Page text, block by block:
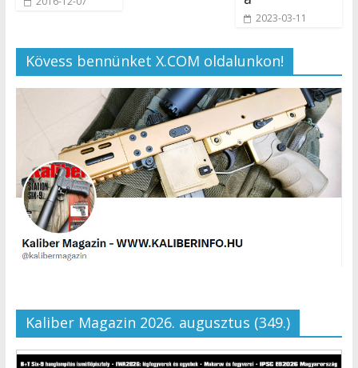
2023-03-11
Kövess bennünket X.COM oldalunkon!
Kaliber Magazin 2026. augusztus (349.)